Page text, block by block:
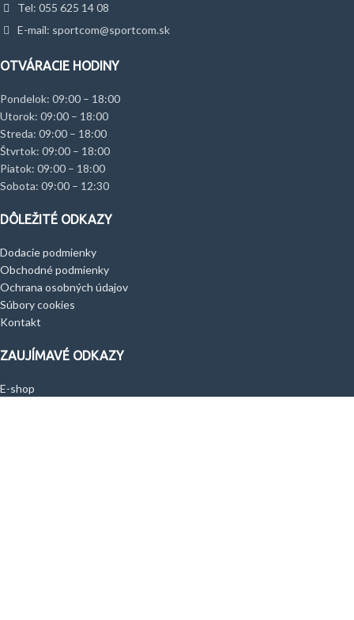
Tel: 055 625 14 08
E-mail: sportcom@sportcom.sk
OTVÁRACIE HODINY
Pondelok: 09:00 – 18:00
Utorok: 09:00 – 18:00
Streda: 09:00 – 18:00
Štvrtok: 09:00 – 18:00
Piatok: 09:00 – 18:00
Sobota: 09:00 – 12:30
DÔLEŽITÉ ODKAZY
Dodacie podmienky
Obchodné podmienky
Ochrana osobných údajov
Súbory cookies
Kontakt
ZAUJÍMAVÉ ODKAZY
E-shop